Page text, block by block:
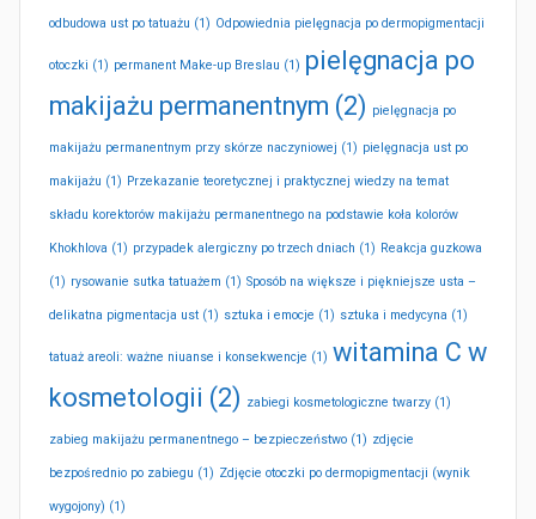
odbudowa ust po tatuażu (1) Odpowiednia pielęgnacja po dermopigmentacji
otoczki (1) permanent Make-up Breslau (1) pielęgnacja po
makijażu permanentnym (2) pielęgnacja po
makijażu permanentnym przy skórze naczyniowej (1) pielęgnacja ust po
makijażu (1) Przekazanie teoretycznej i praktycznej wiedzy na temat
składu korektorów makijażu permanentnego na podstawie koła kolorów
Khokhlova (1) przypadek alergiczny po trzech dniach (1) Reakcja guzkowa
(1) rysowanie sutka tatuażem (1) Sposób na większe i piękniejsze usta –
delikatna pigmentacja ust (1) sztuka i emocje (1) sztuka i medycyna (1)
tatuaż areoli: ważne niuanse i konsekwencje (1) witamina C w
kosmetologii (2) zabiegi kosmetologiczne twarzy (1)
zabieg makijażu permanentnego – bezpieczeństwo (1) zdjęcie
bezpośrednio po zabiegu (1) Zdjęcie otoczki po dermopigmentacji (wynik
wygojony) (1)